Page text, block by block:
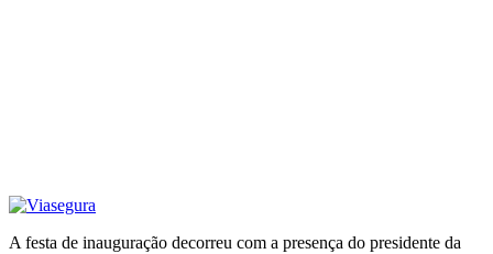
A festa de inauguração decorreu com a presença do presidente da